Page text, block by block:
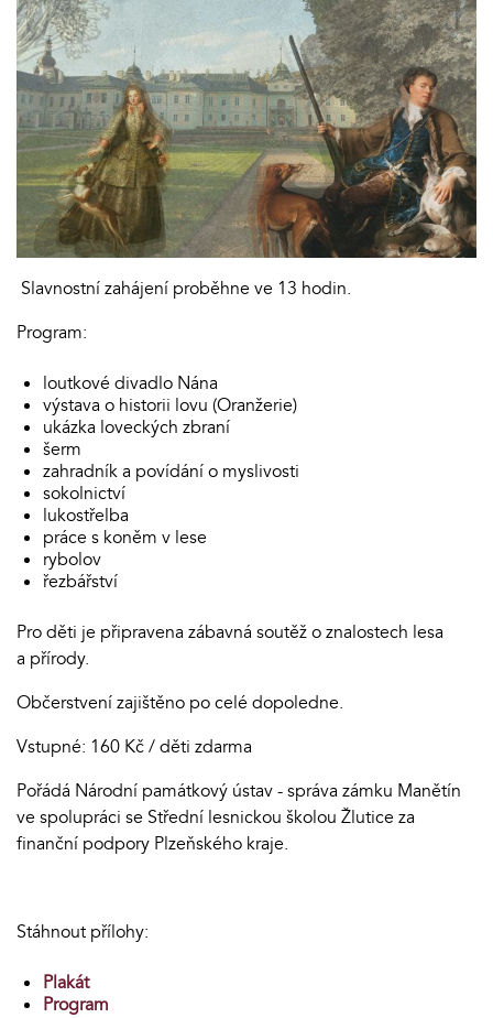
Slavnostní zahájení proběhne ve 13 hodin.
Program:
loutkové divadlo Nána
výstava o historii lovu (Oranžerie)
ukázka loveckých zbraní
šerm
zahradník a povídání o myslivosti
sokolnictví
lukostřelba
práce s koněm v lese
rybolov
řezbářství
Pro děti je připravena zábavná soutěž o znalostech lesa
a přírody.
Občerstvení zajištěno po celé dopoledne.
Vstupné: 160 Kč / děti zdarma
Pořádá Národní památkový ústav - správa zámku Manětín
ve spolupráci se Střední lesnickou školou Žlutice za
finanční podpory Plzeňského kraje.
Stáhnout přílohy:
Plakát
Program